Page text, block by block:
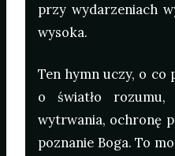
przy wydarzeniach
wysoka.
Ten hymn uczy, o co
o światło rozumu,
wytrwania, ochronę
poznanie Boga. To